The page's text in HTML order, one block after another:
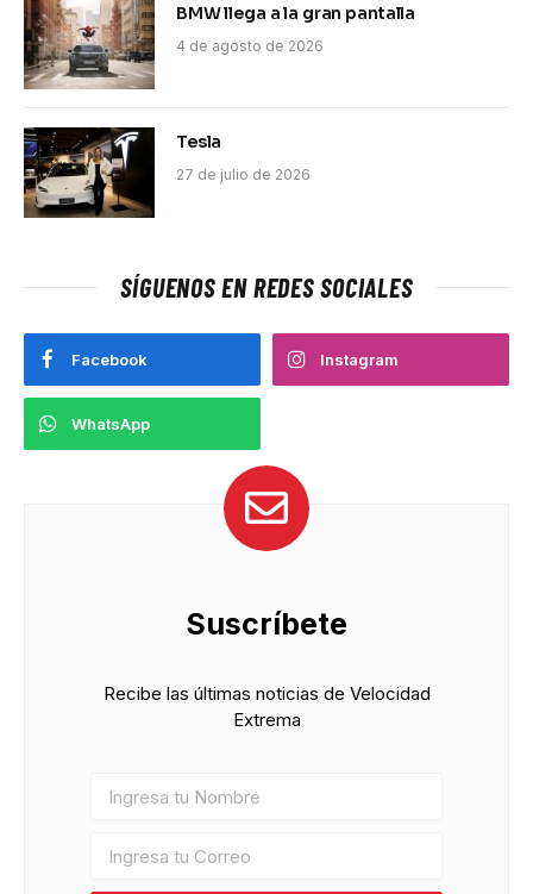
BMW llega a la gran pantalla
4 de agosto de 2026
Tesla
27 de julio de 2026
SÍGUENOS EN REDES SOCIALES
Facebook Instagram
WhatsApp
Suscríbete
Recibe las últimas noticias de Velocidad
Extrema